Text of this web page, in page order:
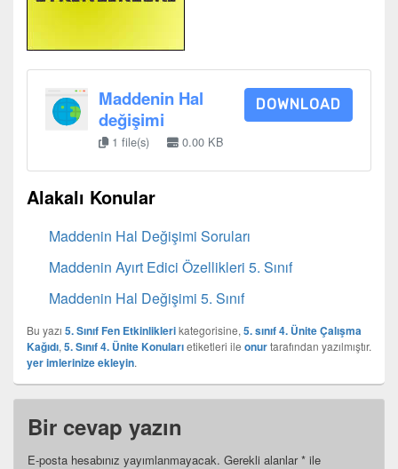
Maddenin Hal
değişimi
1 file(s) 0.00 KB
DOWNLOAD
Alakalı Konular
Maddenin Hal Değişimi Soruları
Maddenin Ayırt Edici Özellikleri 5. Sınıf
Maddenin Hal Değişimi 5. Sınıf
Bu yazı 5. Sınıf Fen Etkinliklerikategorisine, 5. sınıf 4. Ünite Çalışma
Kağıdı, 5. Sınıf 4. Ünite Konularıetiketleri ile onurtarafından yazılmıştır.
yer imlerinize ekleyin.
Bir cevap yazın
E-posta hesabınız yayımlanmayacak. Gerekli alanlar* ile